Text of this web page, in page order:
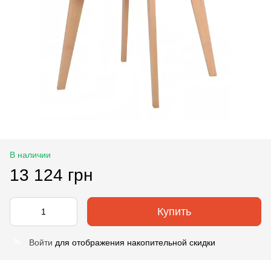
В наличии
13 124 грн
Купить
Войти для отображения накопительной скидки